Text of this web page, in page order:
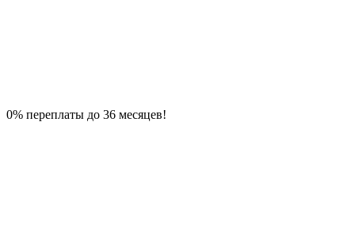
0% переплаты до 36 месяцев!